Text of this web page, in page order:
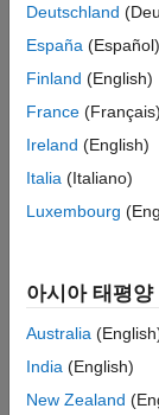
Deutschland
España (Español)
Finland (English)
France (Français)
Ireland (English)
Italia (Italiano)
Luxembourg
아시아 태평양
Australia
India (English)
New Zealand
애플리케이션
© 1994-2026